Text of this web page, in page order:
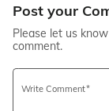
Post your
Please let us
comment.
Write Comment